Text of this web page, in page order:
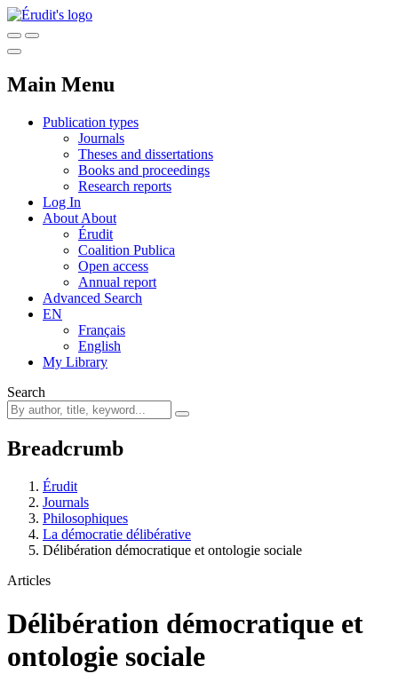
Main Menu
Publication types
Journals
Theses and dissertations
Books and proceedings
Research reports
Log In
About About
Érudit
Coalition Publica
Open access
Annual report
Advanced Search
EN
Français
English
My Library
Search
Breadcrumb
Érudit
Journals
Philosophiques
La démocratie délibérative
Délibération démocratique et ontologie sociale
Articles
Délibération démocratique et
ontologie sociale